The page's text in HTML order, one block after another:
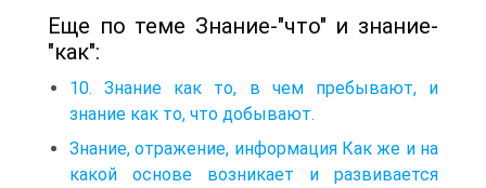
Еще по теме Знание-"что" и знание-
"как":
10. Знание как то, в чем пребывают, и
знание как то, что добывают.
Знание, отражение, информация Как же и на
какой основе возникает и развивается